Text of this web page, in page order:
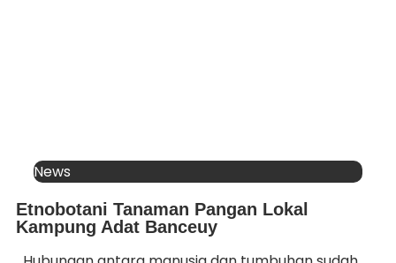
News
Etnobotani Tanaman Pangan Lokal
Kampung Adat Banceuy